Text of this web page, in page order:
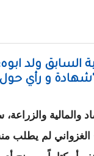
يكتب: ذكريات
السابق ولد
"شهادة و رأي
والمالية
الغزواني لم يطلب